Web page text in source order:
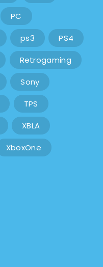
PC
ps3 PS4
Retrogaming
Sony
TPS
XBLA
XboxOne